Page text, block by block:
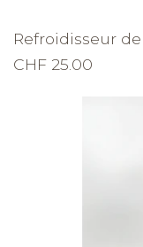
Refroidisseur
CHF 25.00